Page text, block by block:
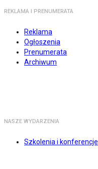
REKLAMA I PRENUMERATA
Reklama
Ogłoszenia
Prenumerata
Archiwum
NASZE WYDARZENIA
Szkolenia i konferencje